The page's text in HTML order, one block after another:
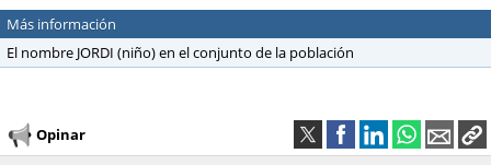
Más información
El nombre JORDI (niño) en el conjunto de la población
Opinar